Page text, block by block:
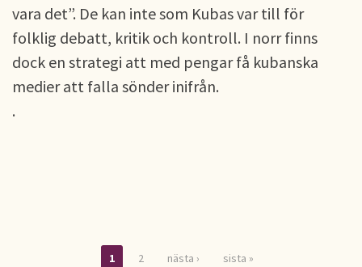
vara det”. De kan inte som Kubas var till för
folklig debatt, kritik och kontroll. I norr finns
dock en strategi att med pengar få kubanska
medier att falla sönder inifrån.
.
1 2 nästa › sista »